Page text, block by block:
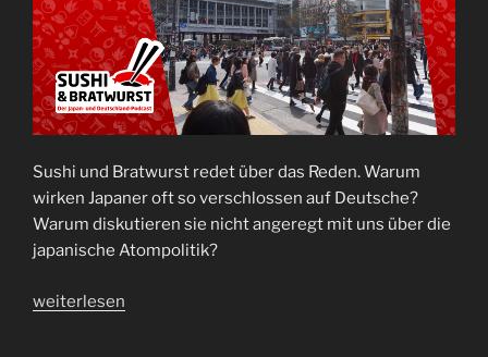
Sushi und Bratwurst redet über das Reden. Warum
wirken Japaner oft so verschlossen auf Deutsche?
Warum diskutieren sie nicht angeregt mit uns über die
japanische Atompolitik?
„Podcast
weiterlesen